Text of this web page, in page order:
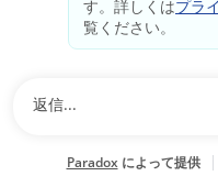
著作権はすべて